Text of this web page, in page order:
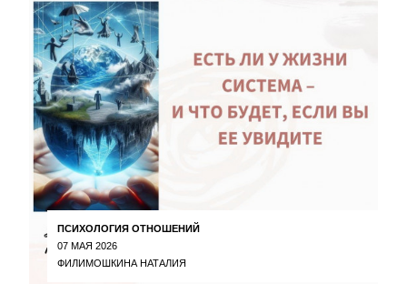
ПСИХОЛОГИЯ ОТНОШЕНИЙ
07 МАЯ 2026
ФИЛИМОШКИНА НАТАЛИЯ